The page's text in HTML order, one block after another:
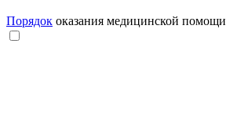
Порядок оказания медицинской помощи